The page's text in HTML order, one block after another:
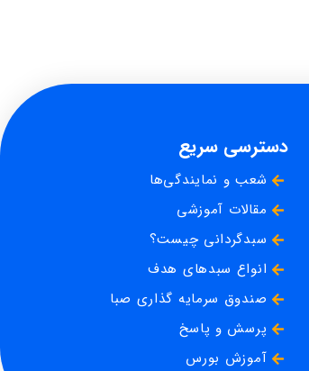
دسترسی سریع
شعب و نمایندگی‌ها
مقالات آموزشی
سبدگردانی چیست؟
انواع سبدهای هدف
صندوق سرمایه گذاری صبا
پرسش و پاسخ
آموزش بورس